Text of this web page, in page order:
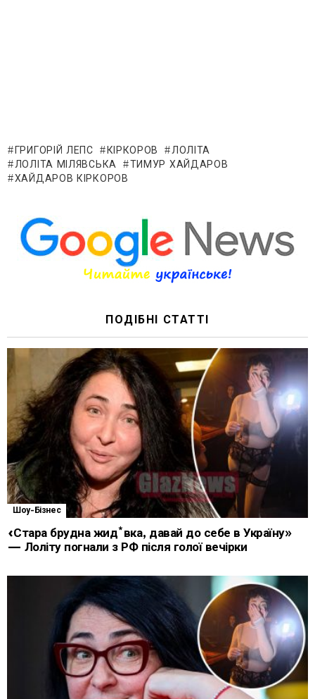
ГРИГОРІЙ ЛЕПС КІРКОРОВ
ЛОЛІТА
ЛОЛІТА МІЛЯВСЬКА
ТИМУР ХАЙДАРОВ
ХАЙДАРОВ КІРКОРОВ
ПОДІБНІ СТАТТІ
Шоу-Бізнес
«Стара брудна жид*вка, давай до себе в Україну»
— Лоліту погнали з РФ після голої вечірки